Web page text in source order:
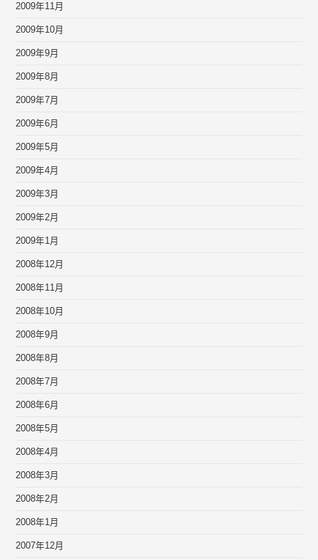
2009年11月
2009年10月
2009年9月
2009年8月
2009年7月
2009年6月
2009年5月
2009年4月
2009年3月
2009年2月
2009年1月
2008年12月
2008年11月
2008年10月
2008年9月
2008年8月
2008年7月
2008年6月
2008年5月
2008年4月
2008年3月
2008年2月
2008年1月
2007年12月